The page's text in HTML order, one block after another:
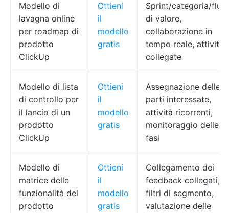
Modello di
lavagna online
per roadmap di
prodotto
ClickUp
Ottieni
il
modello
gratis
Sprint/categoria/
di valore,
collaborazione in
tempo reale, attività
collegate
Modello di lista
di controllo per
il lancio di un
prodotto
ClickUp
Ottieni
il
modello
gratis
Assegnazione delle
parti interessate,
attività ricorrenti,
monitoraggio delle
fasi
Modello di
matrice delle
funzionalità del
prodotto
Ottieni
il
modello
gratis
Collegamento dei
feedback collegati,
filtri di segmento,
valutazione delle